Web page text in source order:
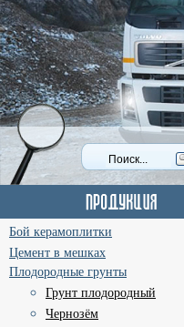
Бой керамоплитки
Цемент в мешках
Плодородные грунты
Грунт плодородный
Чернозём